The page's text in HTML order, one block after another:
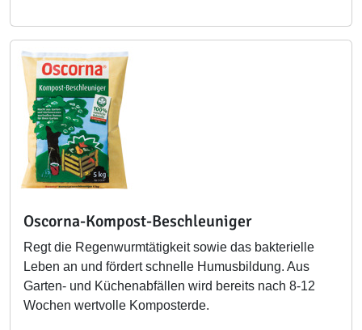
Oscorna-Kompost-Beschleuniger
Regt die Regenwurmtätigkeit sowie das bakterielle
Leben an und fördert schnelle Humusbildung. Aus
Garten- und Küchenabfällen wird bereits nach 8-12
Wochen wertvolle Komposterde.